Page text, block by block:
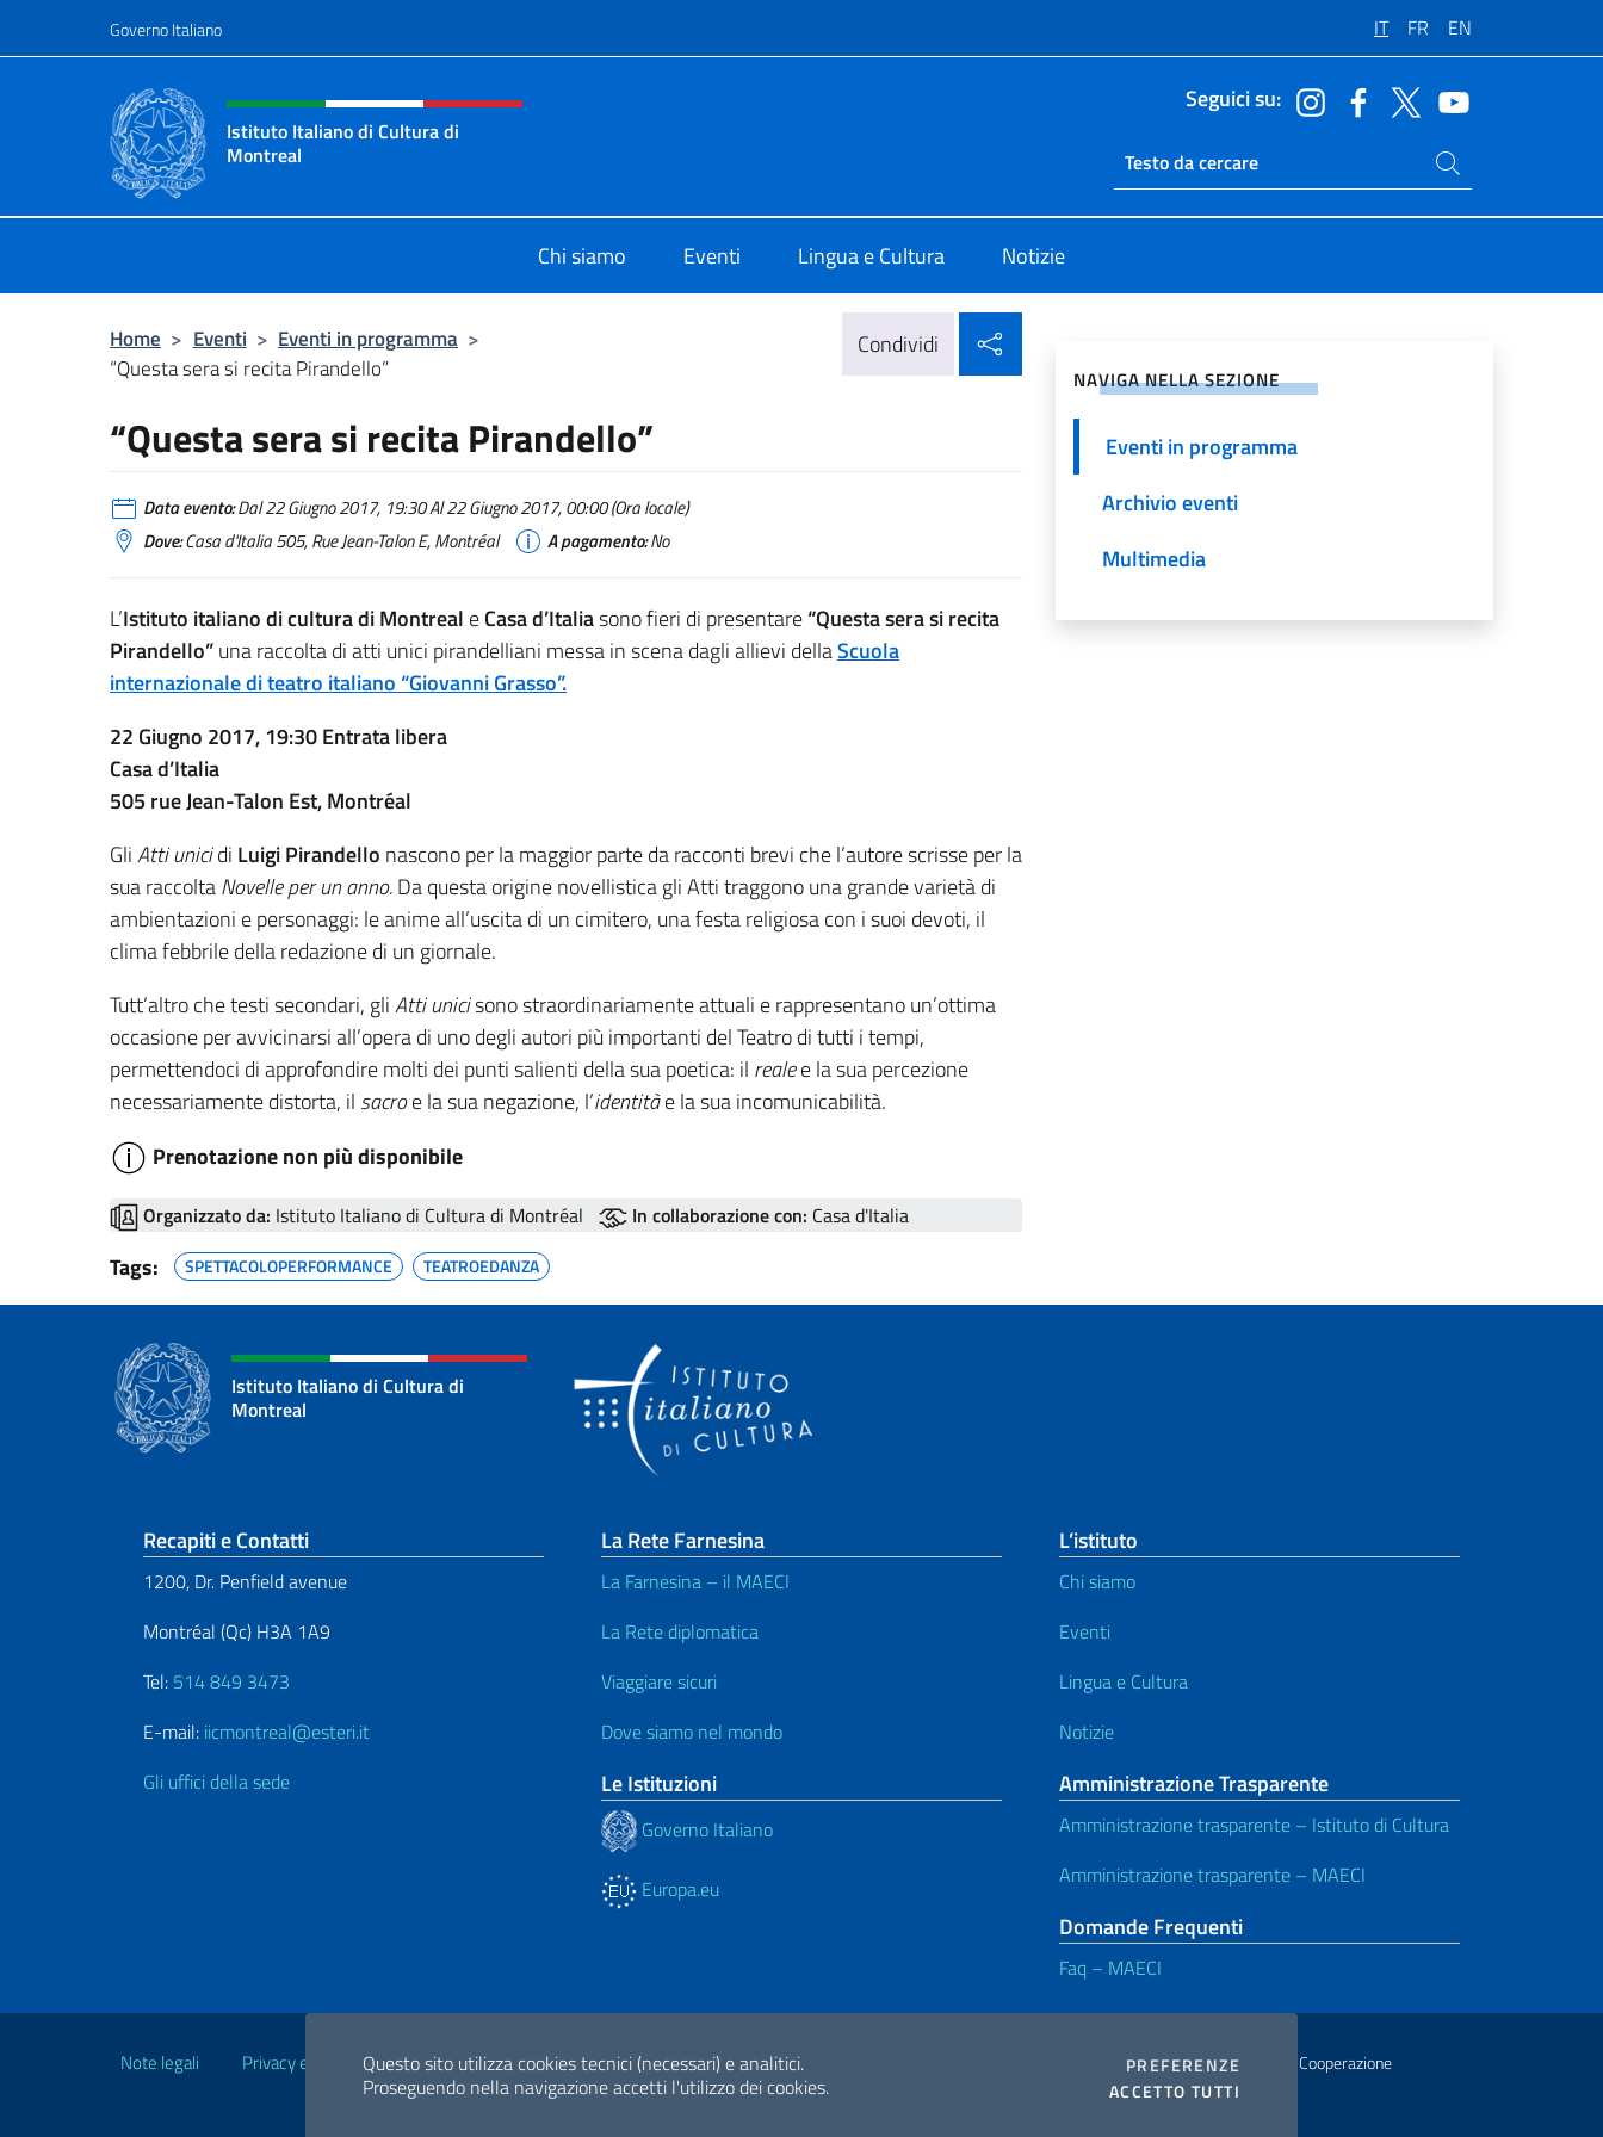
Questo sito utilizza cookies tecnici (necessari) e analitici.
Proseguendo nella navigazione accetti l'utilizzo dei cookies.
PREFERENZE COOKIES
ACCETTO TUTTI
Governo Italiano IT FR EN
Intestazione sito, social e menù
Istituto Italiano di Cultura di
Montreal
Seguici su:
Ricerca sito live
Cerca nel sito
Chi siamo Eventi Lingua e Cultura Notizie
Home > Eventi > Eventi in programma >
“Questa sera si recita Pirandello”
Condividi
“Questa sera si recita Pirandello”
Data evento:Dal 22 Giugno 2017, 19:30 Al 22 Giugno 2017, 00:00 (Ora locale)
Dove:Casa d'Italia 505, Rue Jean-Talon E, Montréal A pagamento:No
L’Istituto italiano di cultura di Montreal eCasa d’Italiasono fieri di presentare“Questa sera si recita
Pirandello”una raccolta di atti unici pirandelliani messa in scena dagli allievi dellaScuola
internazionale di teatro italiano “Giovanni Grasso”.
22 Giugno 2017, 19:30 Entrata libera
Casa d’Italia
505 rue Jean-Talon Est, Montréal
GliAtti unicidi Luigi Pirandello nascono per la maggior parte da racconti brevi che l’autore scrisse per la
sua raccoltaNovelle per un anno.Da questa origine novellistica gli Atti traggono una grande varietà di
ambientazioni e personaggi: le anime all’uscita di un cimitero, una festa religiosa con i suoi devoti, il
clima febbrile della redazione di un giornale.
Tutt’altro che testi secondari, gliAtti unicisono straordinariamente attuali e rappresentano un’ottima
occasione per avvicinarsi all’opera di uno degli autori più importanti del Teatro di tutti i tempi,
permettendoci di approfondire molti dei punti salienti della sua poetica: il realee la sua percezione
necessariamente distorta, il sacroe la sua negazione, l’identitàe la sua incomunicabilità.
Prenotazione non più disponibile
Organizzato da: Istituto Italiano di Cultura di Montréal In collaborazione con: Casa d'Italia
Tags: SPETTACOLOPERFORMANCE TEATROEDANZA
NAVIGA NELLA SEZIONE
Eventi in programma
Archivio eventi
Multimedia
Istituto Italiano di Cultura di
Montreal
Sezione footer
Recapiti e Contatti
1200, Dr. Penfield avenue
Montréal (Qc) H3A 1A9
Tel: 514 849 3473
E-mail: iicmontreal@esteri.it
Gli uffici della sede
La Rete Farnesina
La Farnesina – il MAECI
La Rete diplomatica
Viaggiare sicuri
Dove siamo nel mondo
Le Istituzioni
Governo Italiano
Europa.eu
L’istituto
Chi siamo
Eventi
Lingua e Cultura
Notizie
Amministrazione Trasparente
Amministrazione trasparente – Istituto di Cultura
Amministrazione trasparente – MAECI
Domande Frequenti
Faq – MAECI
Note legali Privacy e cookie policy Dichiarazione di accessibilità
2026 Copyright Ministero degli Affari Esteri e della Cooperazione